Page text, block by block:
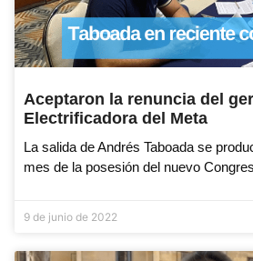
Aceptaron la renuncia del
Electrificadora del Meta
La salida de Andrés Taboada se
mes de la posesión del nuevo
9 de junio de 2022